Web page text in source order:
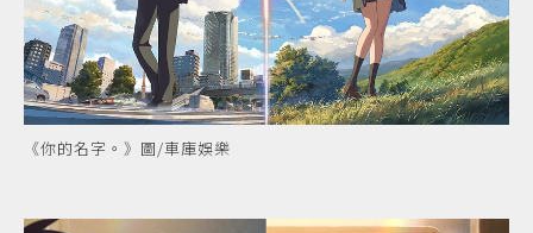
《你的名字。》圖/車庫娛樂